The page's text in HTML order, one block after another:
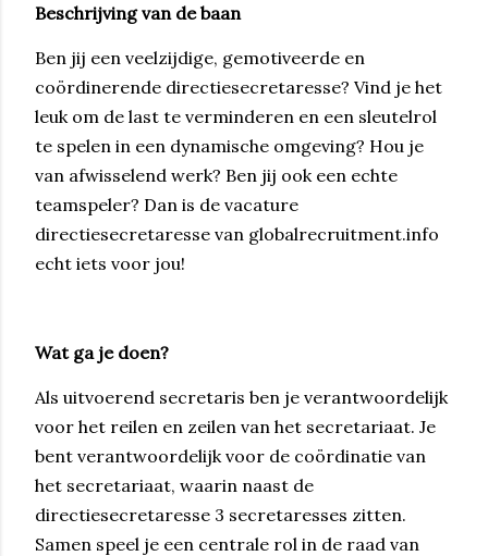
Beschrijving van de baan
Ben jij een veelzijdige, gemotiveerde en
coördinerende directiesecretaresse? Vind je het
leuk om de last te verminderen en een sleutelrol
te spelen in een dynamische omgeving? Hou je
van afwisselend werk? Ben jij ook een echte
teamspeler? Dan is de vacature
directiesecretaresse van globalrecruitment.info
echt iets voor jou!
Wat ga je doen?
Als uitvoerend secretaris ben je verantwoordelijk
voor het reilen en zeilen van het secretariaat. Je
bent verantwoordelijk voor de coördinatie van
het secretariaat, waarin naast de
directiesecretaresse 3 secretaresses zitten.
Samen speel je een centrale rol in de raad van